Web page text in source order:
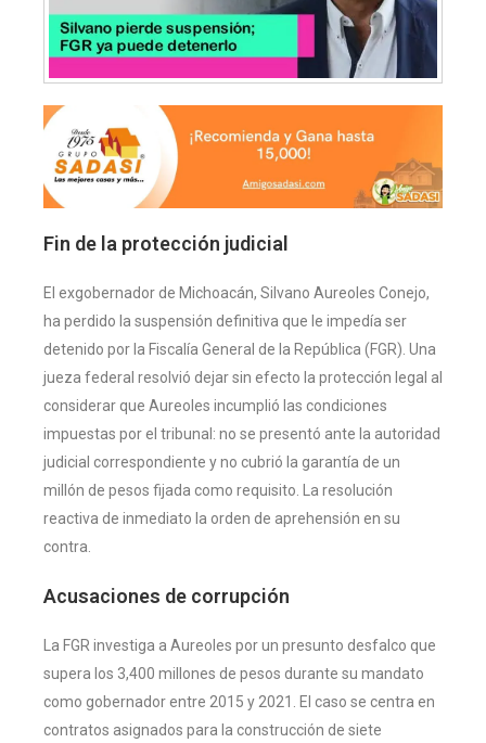
Fin de la protección judicial
El exgobernador de Michoacán, Silvano Aureoles Conejo,
ha perdido la suspensión definitiva que le impedía ser
detenido por la Fiscalía General de la República (FGR). Una
jueza federal resolvió dejar sin efecto la protección legal al
considerar que Aureoles incumplió las condiciones
impuestas por el tribunal: no se presentó ante la autoridad
judicial correspondiente y no cubrió la garantía de un
millón de pesos fijada como requisito. La resolución
reactiva de inmediato la orden de aprehensión en su
contra.
Acusaciones de corrupción
La FGR investiga a Aureoles por un presunto desfalco que
supera los 3,400 millones de pesos durante su mandato
como gobernador entre 2015 y 2021. El caso se centra en
contratos asignados para la construcción de siete